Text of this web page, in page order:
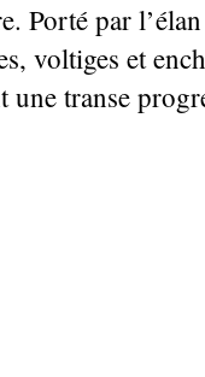
Porté par
voltiges et
transe